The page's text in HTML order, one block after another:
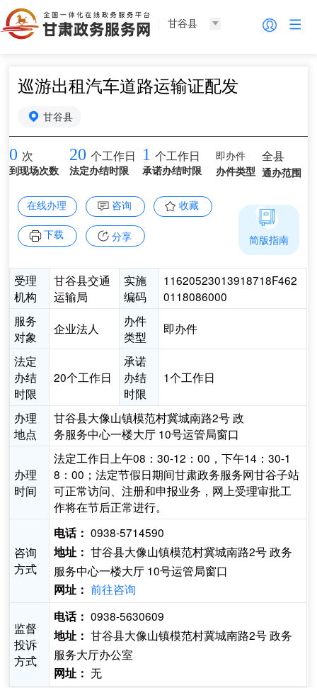
甘谷县
巡游出租汽车道路运输证配发
甘谷县
0 次
到现场次数
20 个工作日
法定办结时限
1 个工作日
承诺办结时限
即办件
办件类型
全县
通办范围
在线办理 咨询 收藏
下载 分享
受理
机构
甘谷县交通
运输局
实施
编码
11620523013918718F462
0118086000
服务
对象
企业法人
办件
类型
即办件
法定
办结
时限
20个工作日
承诺
办结
时限
1个工作日
办理
地点
甘谷县大像山镇模范村冀城南路2号 政
务服务中心一楼大厅 10号运管局窗口
办理
时间
法定工作日上午08：30-12：00，下午14：30-1
8：00；法定节假日期间甘肃政务服务网甘谷子站
可正常访问、注册和申报业务，网上受理审批工
作将在节后正常进行。
咨询
方式
电话： 0938-5714590
地址： 甘谷县大像山镇模范村冀城南路2号 政务
服务中心一楼大厅 10号运管局窗口
网址： 前往咨询
监督
投诉
方式
电话： 0938-5630609
地址： 甘谷县大像山镇模范村冀城南路2号 政务
服务大厅办公室
网址： 无
简版指南